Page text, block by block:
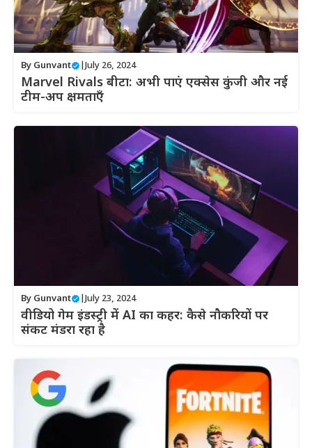
By Gunvant July 26, 2024
Marvel Rivals बीटा: अभी पाएं एक्सेस कुंजी और नई
टीम-अप क्षमताएँ
By Gunvant July 23, 2024
वीडियो गेम इंडस्ट्री में AI का कहर: कैसे नौकरियों पर
संकट मंडरा रहा है